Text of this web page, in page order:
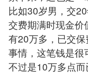
比如30岁男，交
交费期满时现金价
有20万多，已交
事情，这笔钱是
不过是10万多点而